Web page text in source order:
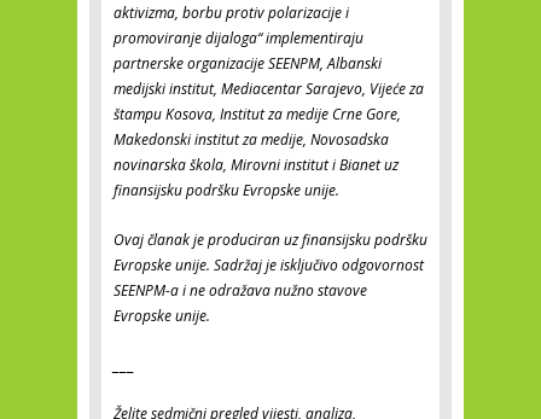
aktivizma, borbu protiv polarizacije i
promoviranje dijaloga“ implementiraju
partnerske organizacije SEENPM, Albanski
medijski institut, Mediacentar Sarajevo, Vijeće za
štampu Kosova, Institut za medije Crne Gore,
Makedonski institut za medije, Novosadska
novinarska škola, Mirovni institut i Bianet uz
finansijsku podršku Evropske unije.
Ovaj članak je produciran uz finansijsku podršku
Evropske unije. Sadržaj je isključivo odgovornost
SEENPM-a i ne odražava nužno stavove
Evropske unije.
Želite sedmični pregled vijesti, analiza,